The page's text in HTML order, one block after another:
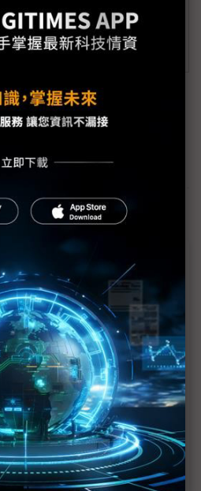
來信)
追蹤」
貨比創高 村田示警全球AI基
能提前售罄 買家「祕而不
標 聯發科第2代ASIC產品
轉向 Elon Musk捨超微全面